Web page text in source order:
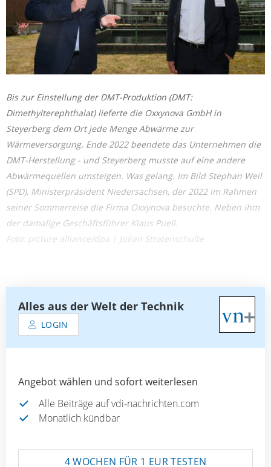
Bis zur Einstellung der DMT-Produktion (DMT:
Dimethylterephthalat) lieferte die Oxxynova GmbH in
Steyerberg dem Ort jede Menge Abwärme zur
Wärmeversorgung. Ende 2022 beendete das Unternehmen die
DMT-Herstellung - und Steyerberg musste auf eine andere
Abwärmequellen umsteigen. Was gelang. Im Bild Stephan Weil
(SPD), Ministerpräsident Niedersachsen, der 2022 im Rahmen
seiner Sommerreise die Firma Oxxynova besuchte. Neben ihm
der damalige Geschäftsführer Klaus Puell.
Foto: picture alliance/dpa | Julian Stratenschulte
Alles aus der Welt der Technik
LOGIN
Angebot wählen und sofort weiterlesen
Alle Beiträge auf vdi-nachrichten.com
Monatlich kündbar
4 WOCHEN FÜR 1 EUR TESTEN